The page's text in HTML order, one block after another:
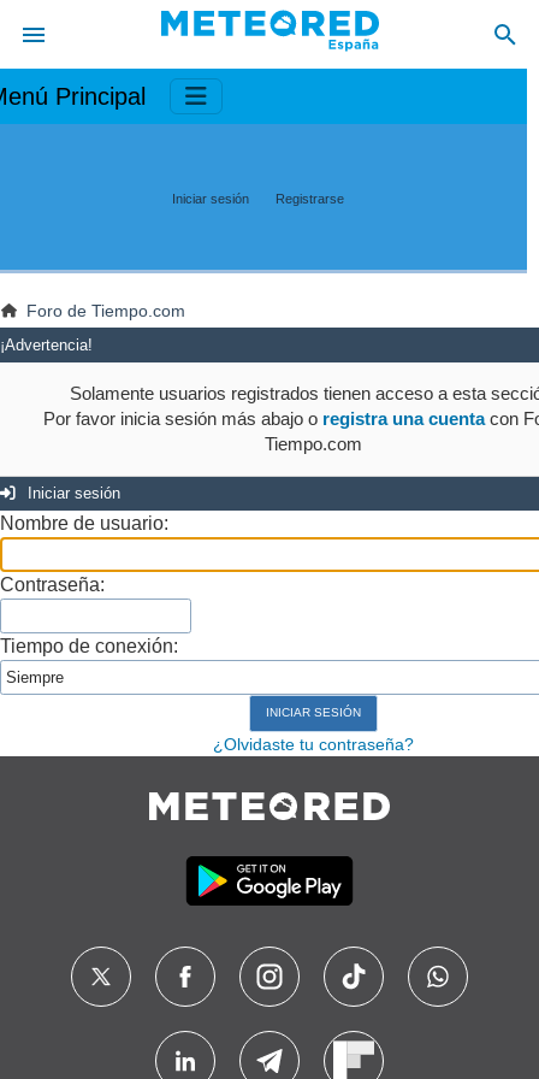
Principal
Iniciar sesión Registrarse
Foro de Tiempo.com
¡Advertencia!
Solamente usuarios registrados tienen acceso a esta
Por favor inicia sesión más abajo o registra una cuentacon
Tiempo.com
Iniciar sesión
Nombre de usuario:
Contraseña:
Tiempo de conexión:
¿Olvidaste tu contraseña?